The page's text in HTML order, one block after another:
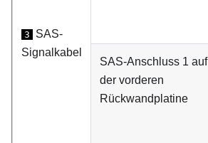
3
SAS-
Signalkabel
SAS-Anschluss 1 auf
der vorderen
Rückwandplatine